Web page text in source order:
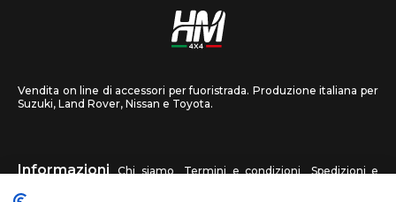
Vendita on line di accessori per fuoristrada. Produzione italiana per
Suzuki, Land Rover, Nissan e Toyota.
Informazioni Chi siamo Termini e condizioni
Spedizioni e
recessi